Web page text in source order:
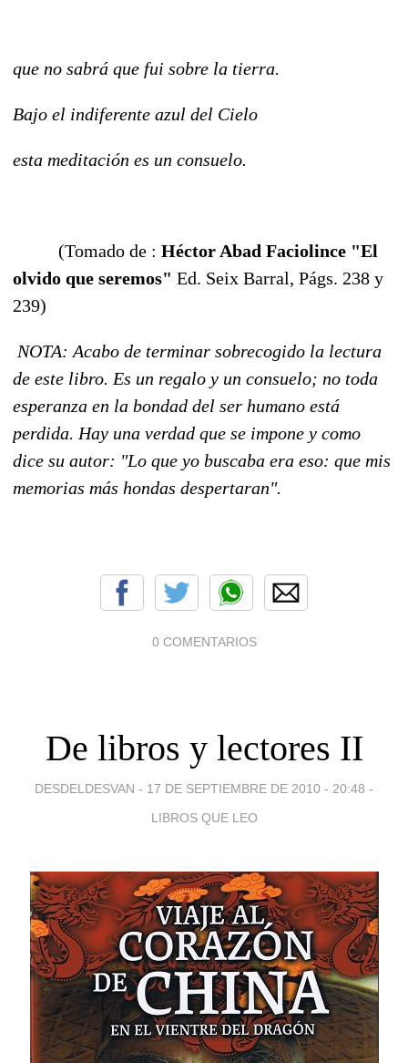
que no sabrá que fui sobre la tierra.
Bajo el indiferente azul del Cielo
esta meditación es un consuelo.
(Tomado de : Héctor Abad Faciolince "El
olvido que seremos" Ed. Seix Barral, Págs. 238 y
239)
NOTA: Acabo de terminar sobrecogido la lectura
de este libro. Es un regalo y un consuelo; no toda
esperanza en la bondad del ser humano está
perdida. Hay una verdad que se impone y como
dice su autor: "Lo que yo buscaba era eso: que mis
memorias más hondas despertaran".
0 COMENTARIOS
De libros y lectores II
DESDELDESVAN - 17 DE SEPTIEMBRE DE 2010 - 20:48 -
LIBROS QUE LEO